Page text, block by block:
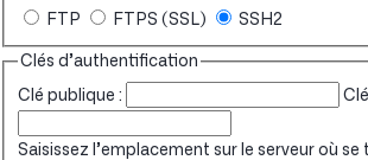
FTP FTPS (SSL) SSH2
Clés d’authentification
Clé publique :
Saisissez l’emplacement sur le serveur où se